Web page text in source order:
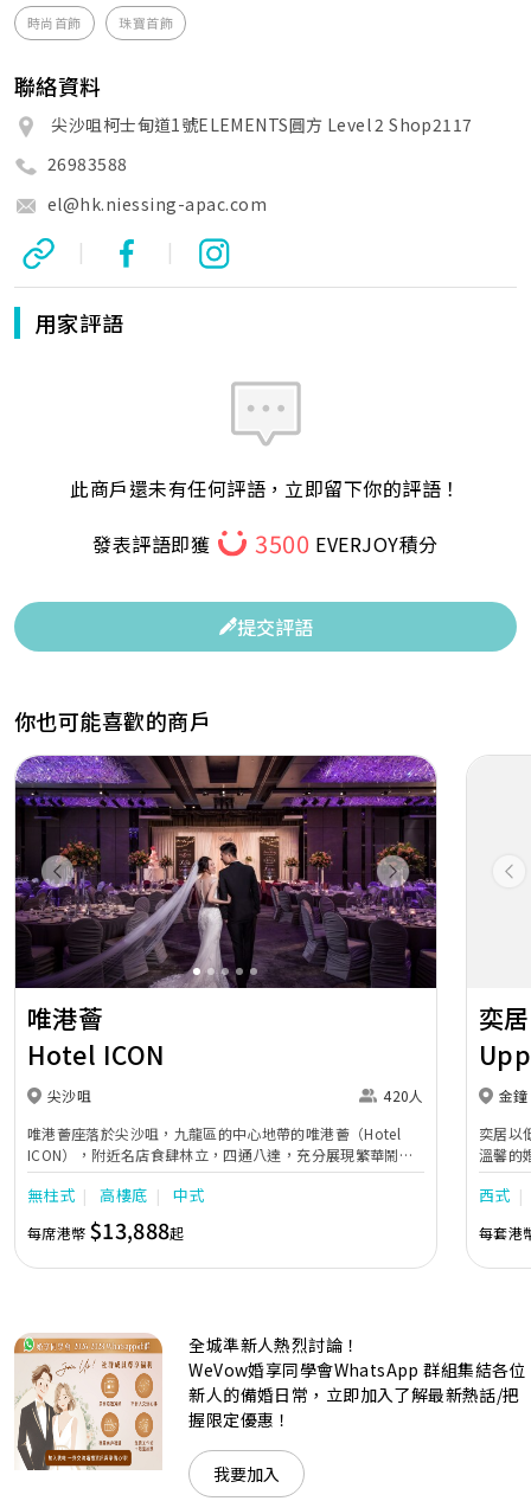
時尚首飾 珠寶首飾
聯絡資料
尖沙咀柯士甸道1號ELEMENTS圓方 Level 2 Shop2117
26983588
el@hk.niessing-apac.com
| |
用家評語
此商戶還未有任何評語，立即留下你的評語！
發表評語即獲
3500 EVERJOY積分
提交評語
你也可能喜歡的商戶
Previous Next
唯港薈
Hotel ICON
尖沙咀
420人
唯港薈座落於尖沙咀，九龍區的中心地帶的唯港薈（Hotel
ICON），附近名店食肆林立，四通八達，充分展現繁華鬧巿
中的活力個性，成為一眾準新人舉辦婚宴的熱門之選。專業團
隊由策劃統籌至所有婚宴每個細節，唯港薈都力臻完美，保證
讓您留下獨特的醉人回憶。 擁有時尚高樓頂的Silverbox宴會
廳，配置了全套先進的視聽影音及燈光設備配套，並採用極富
現代時尚感的水晶玻璃燈，演繹出與別不同的經典神韻。不論
準新人的個性及預算﹔保證為您打造夢寐以求的特別日子，令
賓客永誌難忘！
無柱式 高樓底 中式
每席港幣 $13,888起
奕居
金鐘
奕居以
溫馨的
團隊會
西式
每套港
全城準新人熱烈討論！
WeVow婚享同學會WhatsApp 群組集結各位
新人的備婚日常，立即加入了解最新熱話/把
握限定優惠！
我要加入